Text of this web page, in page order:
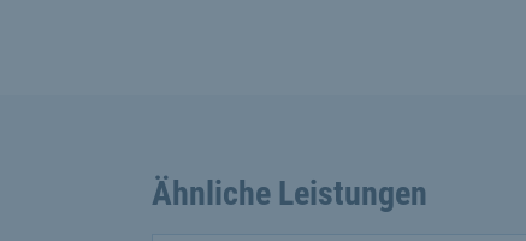
Ähnliche Leistungen